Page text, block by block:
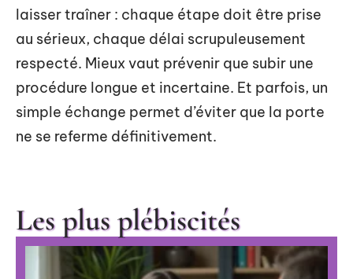
laisser traîner : chaque étape doit être prise
au sérieux, chaque délai scrupuleusement
respecté. Mieux vaut prévenir que subir une
procédure longue et incertaine. Et parfois, un
simple échange permet d’éviter que la porte
ne se referme définitivement.
Les plus plébiscités